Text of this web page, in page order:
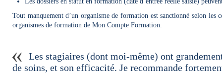
Tout manquement d’un organisme de formation est sanctionné selon
organismes de formation de Mon Compte Formation.
Les stagiaires (dont moi-même) ont
de soins, et son efficacité. Je recommande